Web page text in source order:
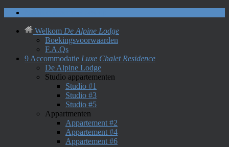
Welkom De Alpine Lodge
Boekingsvoorwaarden
F.A.Qs
9 Accommodatie Luxe Chalet Residence
De Alpine Lodge
Studio appartementen
Studio #1
Studio #3
Studio #5
Appartmenten
Appartement #2
Appartement #4
Appartement #6